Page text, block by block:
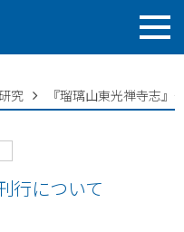
究 『瑠璃山東光禅寺志』
行について